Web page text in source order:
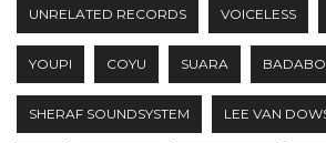
UNRELATED RECORDS VOICELESS
YOUPI COYU SUARA
SHERAF SOUNDSYSTEM LEE VAN